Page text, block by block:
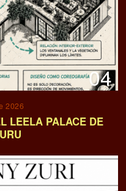
04
2026
LEELA PALACE DE